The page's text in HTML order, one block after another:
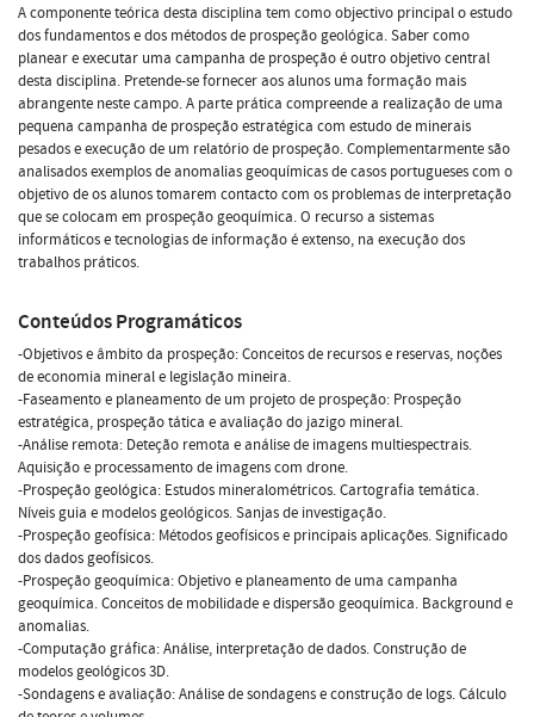
A componente teórica desta disciplina tem como objectivo principal o estudo
dos fundamentos e dos métodos de prospeção geológica. Saber como
planear e executar uma campanha de prospeção é outro objetivo central
desta disciplina. Pretende-se fornecer aos alunos uma formação mais
abrangente neste campo. A parte prática compreende a realização de uma
pequena campanha de prospeção estratégica com estudo de minerais
pesados e execução de um relatório de prospeção. Complementarmente são
analisados exemplos de anomalias geoquímicas de casos portugueses com o
objetivo de os alunos tomarem contacto com os problemas de interpretação
que se colocam em prospeção geoquímica. O recurso a sistemas
informáticos e tecnologias de informação é extenso, na execução dos
trabalhos práticos.
Conteúdos Programáticos
-Objetivos e âmbito da prospeção: Conceitos de recursos e reservas, noções
de economia mineral e legislação mineira.
-Faseamento e planeamento de um projeto de prospeção: Prospeção
estratégica, prospeção tática e avaliação do jazigo mineral.
-Análise remota: Deteção remota e análise de imagens multiespectrais.
Aquisição e processamento de imagens com drone.
-Prospeção geológica: Estudos mineralométricos. Cartografia temática.
Níveis guia e modelos geológicos. Sanjas de investigação.
-Prospeção geofísica: Métodos geofísicos e principais aplicações. Significado
dos dados geofísicos.
-Prospeção geoquímica: Objetivo e planeamento de uma campanha
geoquímica. Conceitos de mobilidade e dispersão geoquímica. Background e
anomalias.
-Computação gráfica: Análise, interpretação de dados. Construção de
modelos geológicos 3D.
-Sondagens e avaliação: Análise de sondagens e construção de logs. Cálculo